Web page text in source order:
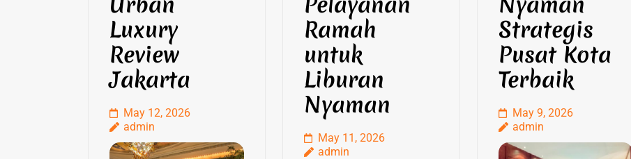
Luxury
Review
Jakarta
May 12, 2026
admin
Ramah
untuk
Liburan
Nyaman
May 11, 2026
admin
Strategis
Pusat Kota
Terbaik
May 9, 2026
admin